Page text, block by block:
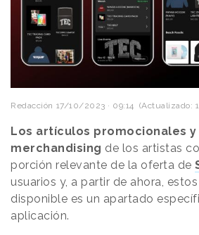
Redacción 17/10/2023 · 09:14 (Actualizado:
Los artículos promocionales y
merchandising de los artistas
porción relevante de la oferta de
usuarios y, a partir de ahora,
disponible es un apartado
aplicación.